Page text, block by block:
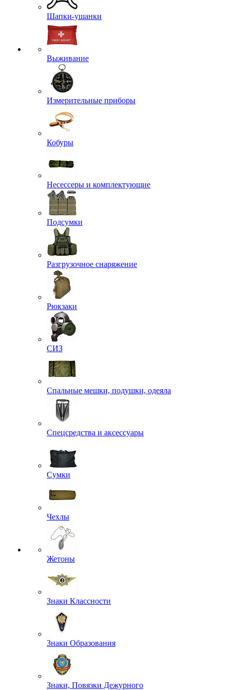
Шапки-ушанки
Выживание
Измерительные приборы
Кобуры
Несессеры и комплектующие
Подсумки
Разгрузочное снаряжение
Рюкзаки
СИЗ
Спальные мешки, подушки, одеяла
Спецсредства и аксессуары
Сумки
Чехлы
Жетоны
Знаки Классности
Знаки Образования
Знаки, Повязки Дежурного